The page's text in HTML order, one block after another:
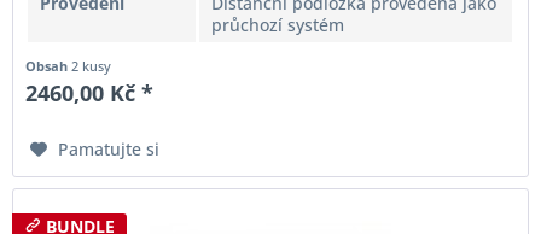
průchozí systém
Obsah2 kusy
2460,00 Kč *
Pamatujte si
BUNDLE